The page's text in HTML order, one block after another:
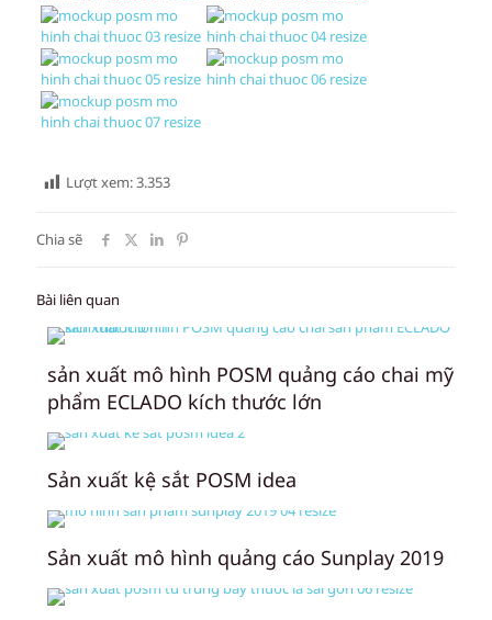
Lượt xem:3.353
Chia sẽ
Bài liên quan
sản xuất mô hình POSM quảng cáo chai mỹ
phẩm ECLADO kích thước lớn
Sản xuất kệ sắt POSM idea
Sản xuất mô hình quảng cáo Sunplay 2019